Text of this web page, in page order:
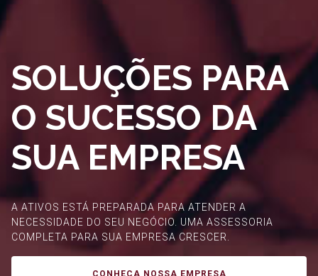
SOLUÇÕES PARA
O SUCESSO DA
SUA EMPRESA
A ATIVOS ESTÁ PREPARADA PARA ATENDER A
NECESSIDADE DO SEU NEGÓCIO. UMA ASSESSORIA
COMPLETA PARA SUA EMPRESA CRESCER.
CONHEÇA NOSSA EMPRESA